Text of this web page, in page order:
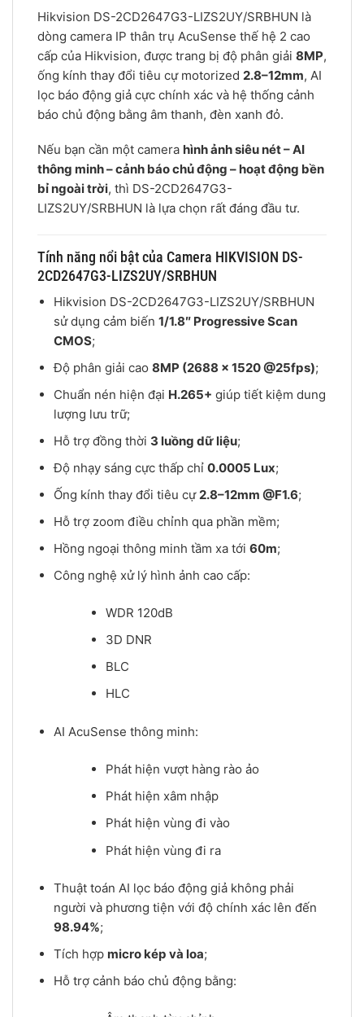
Hikvision DS-2CD2647G3-LIZS2UY/SRBHUN là
dòng camera IP thân trụ AcuSense thế hệ 2 cao
cấp của Hikvision, được trang bị độ phân giải 8MP,
ống kính thay đổi tiêu cự motorized 2.8–12mm, AI
lọc báo động giả cực chính xác và hệ thống cảnh
báo chủ động bằng âm thanh, đèn xanh đỏ.
Nếu bạn cần một camera hình ảnh siêu nét – AI
thông minh – cảnh báo chủ động – hoạt động bền
bỉ ngoài trời, thì DS-2CD2647G3-
LIZS2UY/SRBHUN là lựa chọn rất đáng đầu tư.
Tính năng nổi bật của Camera HIKVISION DS-
2CD2647G3-LIZS2UY/SRBHUN
Hikvision DS-2CD2647G3-LIZS2UY/SRBHUN
sử dụng cảm biến 1/1.8″ Progressive Scan
CMOS;
Độ phân giải cao 8MP (2688 × 1520 @25fps);
Chuẩn nén hiện đại H.265+ giúp tiết kiệm dung
lượng lưu trữ;
Hỗ trợ đồng thời 3 luồng dữ liệu;
Độ nhạy sáng cực thấp chỉ 0.0005 Lux;
Ống kính thay đổi tiêu cự 2.8–12mm @F1.6;
Hỗ trợ zoom điều chỉnh qua phần mềm;
Hồng ngoại thông minh tầm xa tới 60m;
Công nghệ xử lý hình ảnh cao cấp:
WDR 120dB
3D DNR
BLC
HLC
AI AcuSense thông minh:
Phát hiện vượt hàng rào ảo
Phát hiện xâm nhập
Phát hiện vùng đi vào
Phát hiện vùng đi ra
Thuật toán AI lọc báo động giả không phải
người và phương tiện với độ chính xác lên đến
98.94%;
Tích hợp micro kép và loa;
Hỗ trợ cảnh báo chủ động bằng: